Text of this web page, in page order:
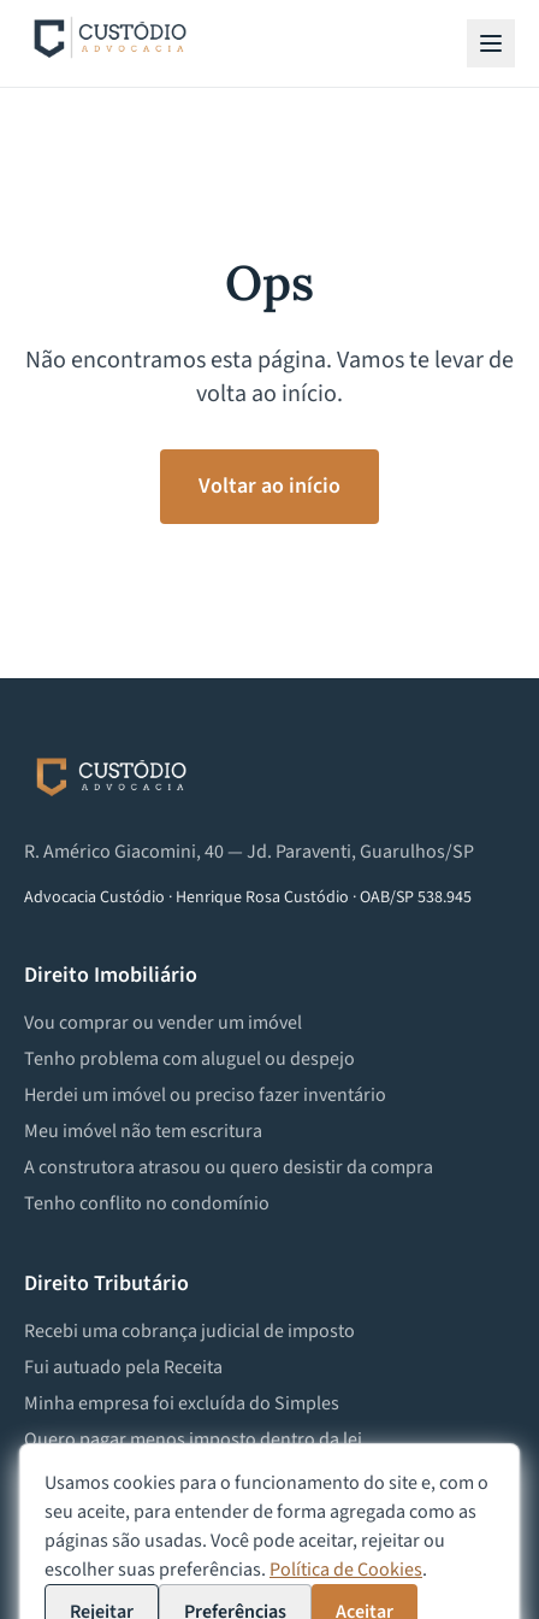
Ops
Não encontramos esta página. Vamos te levar de
volta ao início.
Voltar ao início
R. Américo Giacomini, 40 — Jd. Paraventi, Guarulhos/SP
Advocacia Custódio · Henrique Rosa Custódio ·OAB/SP 538.945
Direito Imobiliário
Vou comprar ou vender um imóvel
Tenho problema com aluguel ou despejo
Herdei um imóvel ou preciso fazer inventário
Meu imóvel não tem escritura
A construtora atrasou ou quero desistir da compra
Tenho conflito no condomínio
Direito Tributário
Recebi uma cobrança judicial de imposto
Fui autuado pela Receita
Minha empresa foi excluída do Simples
Quero pagar menos imposto dentro da lei
Preciso lidar com imposto de herança ou doação
2026Advocacia Custódio
Política de Privacidade Política de Cookies Aviso Legal
Usamos cookies para o funcionamento do site e, com o
seu aceite, para entender de forma agregada como as
páginas são usadas. Você pode aceitar, rejeitar ou
escolher suas preferências. Política de Cookies.
Rejeitar
Preferências Aceitar